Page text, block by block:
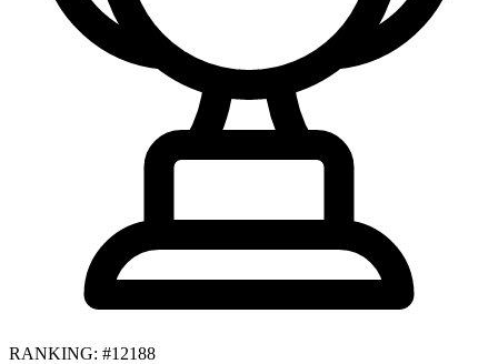
RANKING: #12188